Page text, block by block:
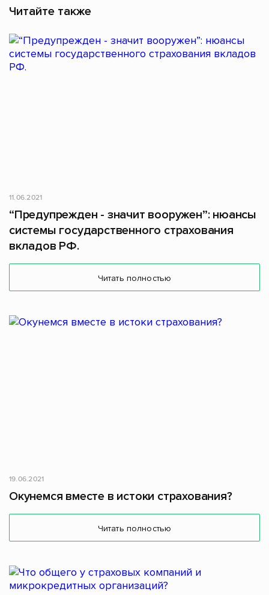
Читайте также
11.06.2021
“Предупрежден - значит вооружен”: нюансы
системы государственного страхования
вкладов РФ.
Читать полностью
19.06.2021
Окунемся вместе в истоки страхования?
Читать полностью